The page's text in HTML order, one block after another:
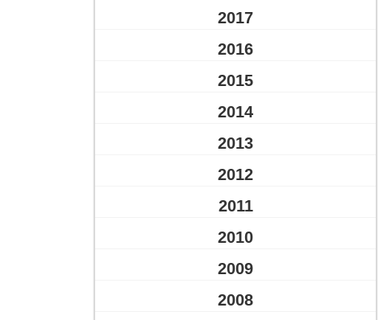
2017
2016
2015
2014
2013
2012
2011
2010
2009
2008